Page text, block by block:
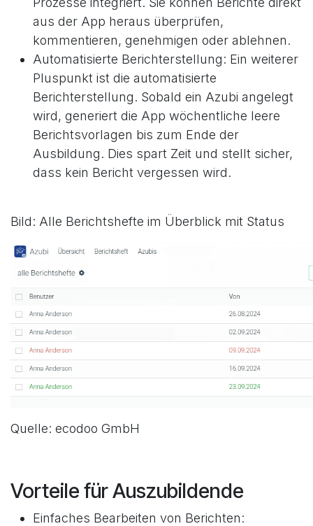
aus der App heraus überprüfen,
kommentieren, genehmigen oder ablehnen.
Automatisierte Berichterstellung: Ein weiterer
Pluspunkt ist die automatisierte
Berichterstellung. Sobald ein Azubi angelegt
wird, generiert die App wöchentliche leere
Berichtsvorlagen bis zum Ende der
Ausbildung. Dies spart Zeit und stellt sicher,
dass kein Bericht vergessen wird.
Bild: Alle Berichtshefte im Überblick mit Status
Quelle: ecodoo GmbH
Vorteile für Auszubildende
Einfaches Bearbeiten von Berichten: